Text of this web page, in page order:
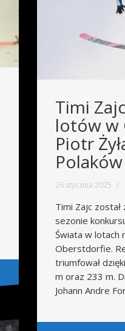
Timi
lotów w
Piotr
Polaków
26 stycznia 2025
Timi Zajc
sezonie
Świata w lotach
Oberstdorfie.
triumfował
m oraz 233 m.
Johann Andre